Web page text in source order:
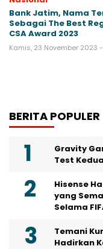
Bank Jatim, Nama
Sebagai The Best
CSA Award 2023
Kamis, 23 November 2023 -
BERITA POPULER
Gravity
Test
Hisense
yang
Selama
Temani
Hadirkan